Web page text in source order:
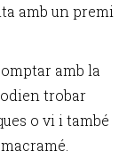
amb un premi
amb la
trobar
o vi i també